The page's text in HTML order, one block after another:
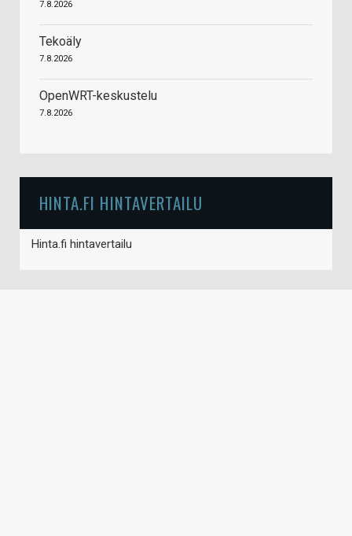
7.8.2026
Tekoäly
7.8.2026
OpenWRT-keskustelu
7.8.2026
HINTA.FI HINTAVERTAILU
Hinta.fi hintavertailu